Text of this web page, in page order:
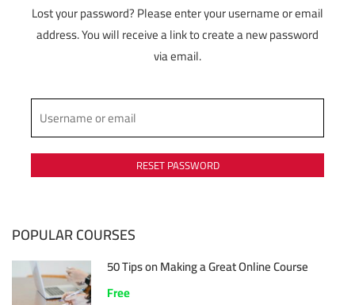
Lost your password? Please enter your username or email
address. You will receive a link to create a new password
via email.
POPULAR COURSES
50 Tips on Making a Great Online Course
Free